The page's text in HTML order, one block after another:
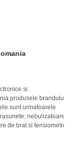
si
produsele brandului
sunt urmatoarele
nebulizatoare
de brat si tensiometre